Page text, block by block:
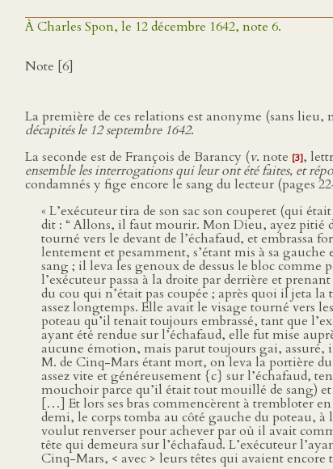
À Charles Spon, le 12 décembre 1642, note 6.
Note [6]
La première de ces relations est anonyme (sans lieu,
décapités le 12 septembre 1642.
La seconde est de François de Barancy (v. note [3],
ensemble les interrogations qui leur ont été faites, et
condamnés y fige encore le sang du lecteur (pages
« L’exécuteur tira de son sac son couperet (qui
dit : “ Allons, il faut mourir. Mon Dieu, ayez pitié
tourné vers le devant de l’échafaud, et embrassa
lentement et pesamment, s’étant mis à sa
sang ; il leva les genoux de dessus le bloc comme
l’exécuteur passa à la droite par derrière et
du cou qui n’était pas coupée ; après quoi il jeta
assez longtemps. Elle avait le visage tourné vers
poteau qu’il tenait toujours embrassé, tant que
ayant été rendue sur l’échafaud, elle fut mise
aucune émotion, mais parut toujours gai, assuré,
M. de Cinq-Mars étant mort, on leva la portière
assez vite et généreusement {c} sur l’échafaud,
mouchoir parce qu’il était tout mouillé de sang)
[…] Et lors ses bras commencèrent à trembloter
demi, le corps tomba au côté gauche du poteau,
voulut renverser pour achever par où il avait
tête qui demeura sur l’échafaud. L’exécuteur
Cinq-Mars, < avec > leurs têtes qui avaient